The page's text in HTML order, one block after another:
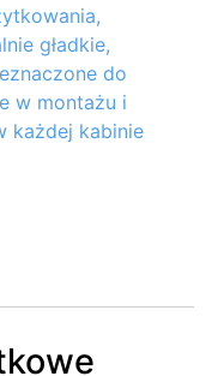
gładkie,
do
w montażu i
każdej kabinie